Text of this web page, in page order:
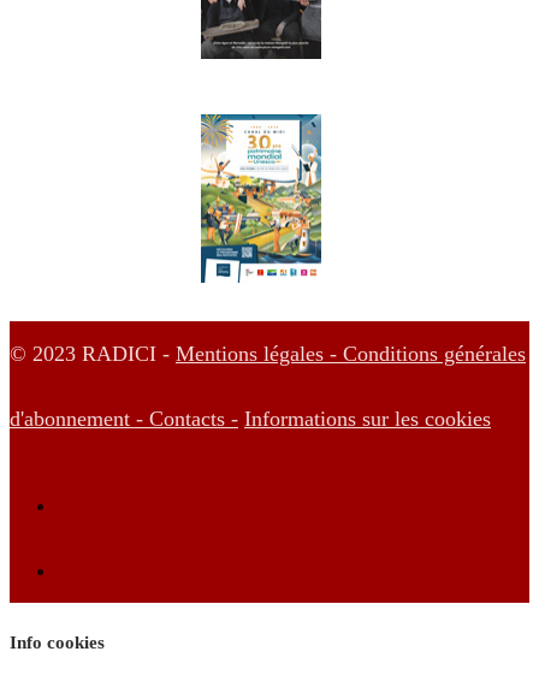
© 2023 RADICI - Mentions légales - Conditions générales
d'abonnement - Contacts - Informations sur les cookies
Info cookies